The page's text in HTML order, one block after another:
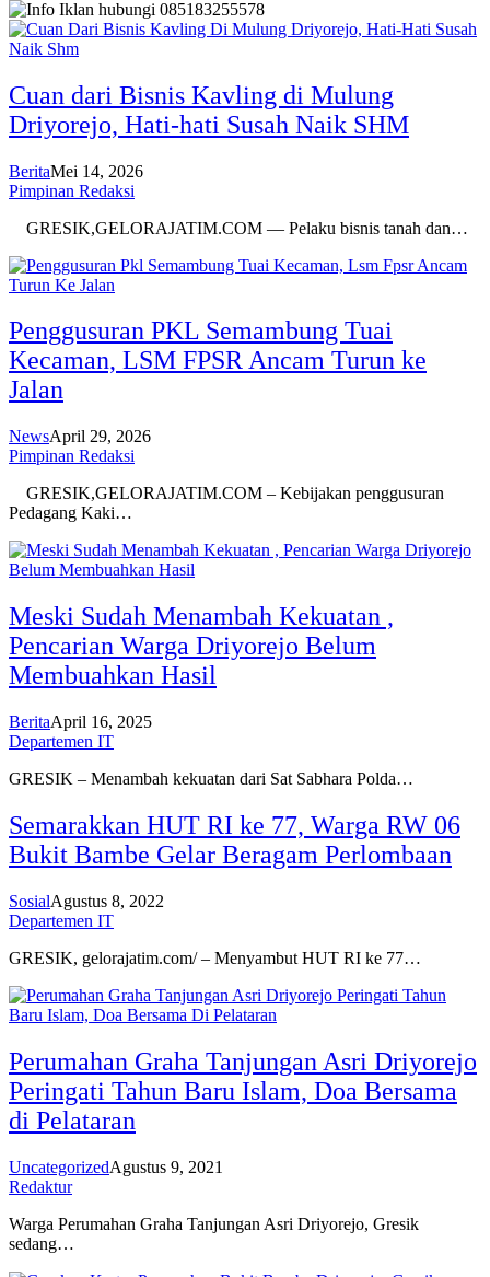
Cuan dari Bisnis Kavling di Mulung
Driyorejo, Hati-hati Susah Naik SHM
BeritaMei 14, 2026
Pimpinan Redaksi
GRESIK,GELORAJATIM.COM — Pelaku bisnis tanah dan…
Penggusuran PKL Semambung Tuai
Kecaman, LSM FPSR Ancam Turun ke
Jalan
NewsApril 29, 2026
Pimpinan Redaksi
GRESIK,GELORAJATIM.COM – Kebijakan penggusuran
Pedagang Kaki…
Meski Sudah Menambah Kekuatan ,
Pencarian Warga Driyorejo Belum
Membuahkan Hasil
BeritaApril 16, 2025
Departemen IT
GRESIK – Menambah kekuatan dari Sat Sabhara Polda…
Semarakkan HUT RI ke 77, Warga RW 06
Bukit Bambe Gelar Beragam Perlombaan
SosialAgustus 8, 2022
Departemen IT
GRESIK, gelorajatim.com/ – Menyambut HUT RI ke 77…
Perumahan Graha Tanjungan Asri Driyorejo
Peringati Tahun Baru Islam, Doa Bersama
di Pelataran
UncategorizedAgustus 9, 2021
Redaktur
Warga Perumahan Graha Tanjungan Asri Driyorejo, Gresik
sedang…